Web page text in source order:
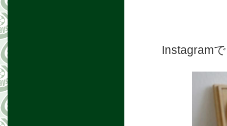
Instagram